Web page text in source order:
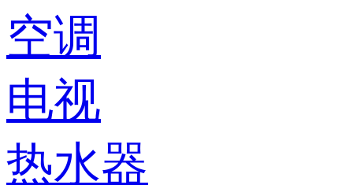
空调
电视
热水器